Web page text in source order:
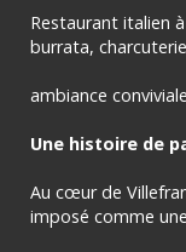
Restaurant italien
burrata,
ambiance
Une histoire de
Au cœur de
imposé comme